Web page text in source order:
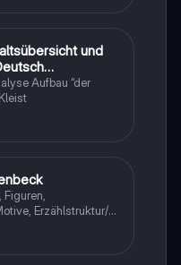
und
Aufbau “der
Erzählstruktur/-